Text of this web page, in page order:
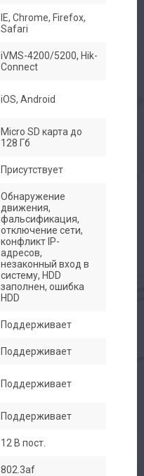
IE, Chrome, Firefox,
Safari
iVMS-4200/5200, Hik-
Connect
iOS, Android
Micro SD карта до
128 Гб
Присутствует
Обнаружение
движения,
фальсификация,
отключение сети,
конфликт IP-
адресов,
незаконный вход в
систему, HDD
заполнен, ошибка
HDD
Поддерживает
Поддерживает
Поддерживает
Поддерживает
12 В пост.
802.3af